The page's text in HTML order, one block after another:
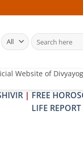
25-26
Search
for:
Website of
| FREE
LIFE REPORT